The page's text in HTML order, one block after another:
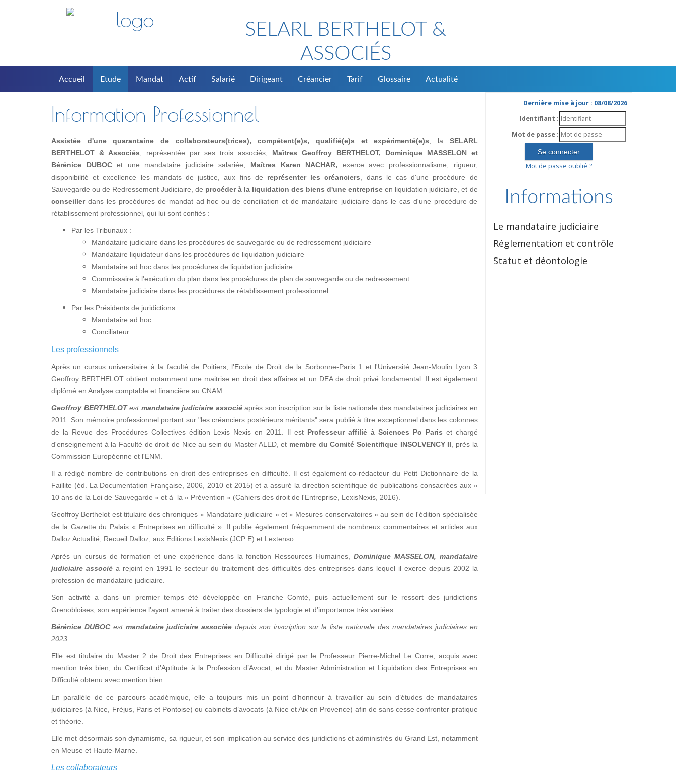
SELARL BERTHELOT &
ASSOCIÉS
Accueil Etude Mandat Actif Salarié Dirigeant Créancier Tarif Glossaire Actualité
Information Professionnel
Assistée d'une quarantaine de collaborateurs(trices), compétent(e)s, qualifié(e)s et expérimenté(e)s , la SELARL
BERTHELOT & Associés , représentée par ses trois associés, Maîtres Geoffroy BERTHELOT, Dominique MASSELON et
Bérénice DUBOCet une mandataire judiciaire salariée, Maîtres Karen NACHAR, exerce avec professionnalisme, rigueur,
disponibilité et excellence les mandats de justice, aux fins de représenter les créanciers , dans le cas d'une procédure de
Sauvegarde ou de Redressement Judiciaire, de procéder à la liquidation des biens d'une entreprise en liquidation judiciaire, et de
conseillerdans les procédures de mandat ad hoc ou de conciliation et de mandataire judiciaire dans le cas d'une procédure de
rétablissement professionnel, qui lui sont confiés :
Par les Tribunaux :
Mandataire judiciaire dans les procédures de sauvegarde ou de redressement judiciaire
Mandataire liquidateur dans les procédures de liquidation judiciaire
Mandataire ad hoc dans les procédures de liquidation judiciaire
Commissaire à l'exécution du plan dans les procédures de plan de sauvegarde ou de redressement
Mandataire judiciaire dans les procédures de rétablissement professionnel
Par les Présidents de juridictions :
Mandataire ad hoc
Conciliateur
Les professionnels
Après un cursus universitaire à la faculté de Poitiers, l'Ecole de Droit de la Sorbonne-Paris 1 et l'Université Jean-Moulin Lyon 3
Geoffroy BERTHELOT obtient notamment une maitrise en droit des affaires et un DEA de droit privé fondamental. Il est également
diplômé en Analyse comptable et financière au CNAM.
Geoffroy BERTHELOTest mandataire judiciaire associéaprès son inscription sur la liste nationale des mandataires judiciaires en
2011. Son mémoire professionnel portant sur "les créanciers postérieurs méritants" sera publié à titre exceptionnel dans les colonnes
de la Revue des Procédures Collectives édition Lexis Nexis en 2011. Il est Professeur affilié à Sciences Po Paris et chargé
d'enseignement à la Faculté de droit de Nice au sein du Master ALED, et membre du Comité Scientifique INSOLVENCY II , près la
Commission Européenne et l'ENM.
Il a rédigé nombre de contributions en droit des entreprises en difficulté. Il est également co-rédacteur du Petit Dictionnaire de la
Faillite (éd. La Documentation Française, 2006, 2010 et 2015) et a assuré la direction scientifique de publications consacrées aux «
10 ans de la Loi de Sauvegarde » et à la « Prévention » (Cahiers des droit de l'Entreprise, LexisNexis, 2016).
Geoffroy Berthelot est titulaire des chroniques « Mandataire judiciaire » et « Mesures conservatoires » au sein de l'édition spécialisée
de la Gazette du Palais « Entreprises en difficulté ». Il publie également fréquemment de nombreux commentaires et articles aux
Dalloz Actualité, Recueil Dalloz, aux Editions LexisNexis (JCP E) et Lextenso.
Après un cursus de formation et une expérience dans la fonction Ressources Humaines, Dominique MASSELON, mandataire
judiciaire associéa rejoint en 1991 le secteur du traitement des difficultés des entreprises dans lequel il exerce depuis 2002 la
profession de mandataire judiciaire.
Son activité a dans un premier temps été développée en Franche Comté, puis actuellement sur le ressort des juridictions
Grenobloises, son expérience l’ayant amené à traiter des dossiers de typologie et d’importance très variées.
Bérénice DUBOCest mandataire judiciaire associée depuis son inscription sur la liste nationale des mandataires judiciaires en
2023.
Elle est titulaire du Master 2 de Droit des Entreprises en Difficulté dirigé par le Professeur Pierre-Michel Le Corre, acquis avec
mention très bien, du Certificat d’Aptitude à la Profession d’Avocat, et du Master Administration et Liquidation des Entreprises en
Difficulté obtenu avec mention bien.
En parallèle de ce parcours académique, elle a toujours mis un point d’honneur à travailler au sein d’études de mandataires
judiciaires (à Nice, Fréjus, Paris et Pontoise) ou cabinets d’avocats (à Nice et Aix en Provence) afin de sans cesse confronter pratique
et théorie.
Elle met désormais son dynamisme, sa rigueur, et son implication au service des juridictions et administrés du Grand Est, notamment
en Meuse et Haute-Marne.
Les collaborateurs
Dernière mise à jour : 08/08/2026
Identifiant :
Mot de passe :
Mot de passe oublié ?
Informations
Le mandataire judiciaire
Réglementation et contrôle
Statut et déontologie